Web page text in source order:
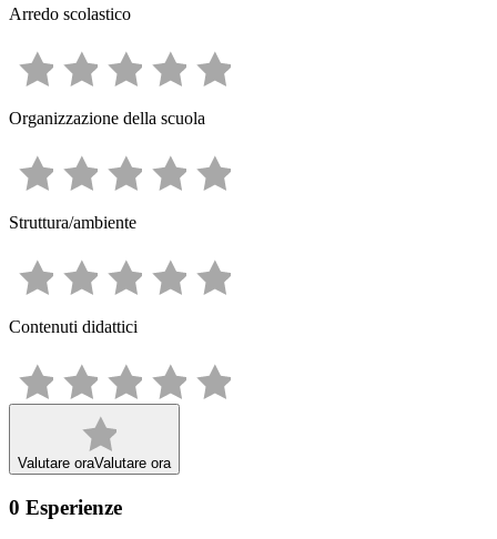
Arredo scolastico
Organizzazione della scuola
Struttura/ambiente
Contenuti didattici
Valutare oraValutare ora
0 Esperienze